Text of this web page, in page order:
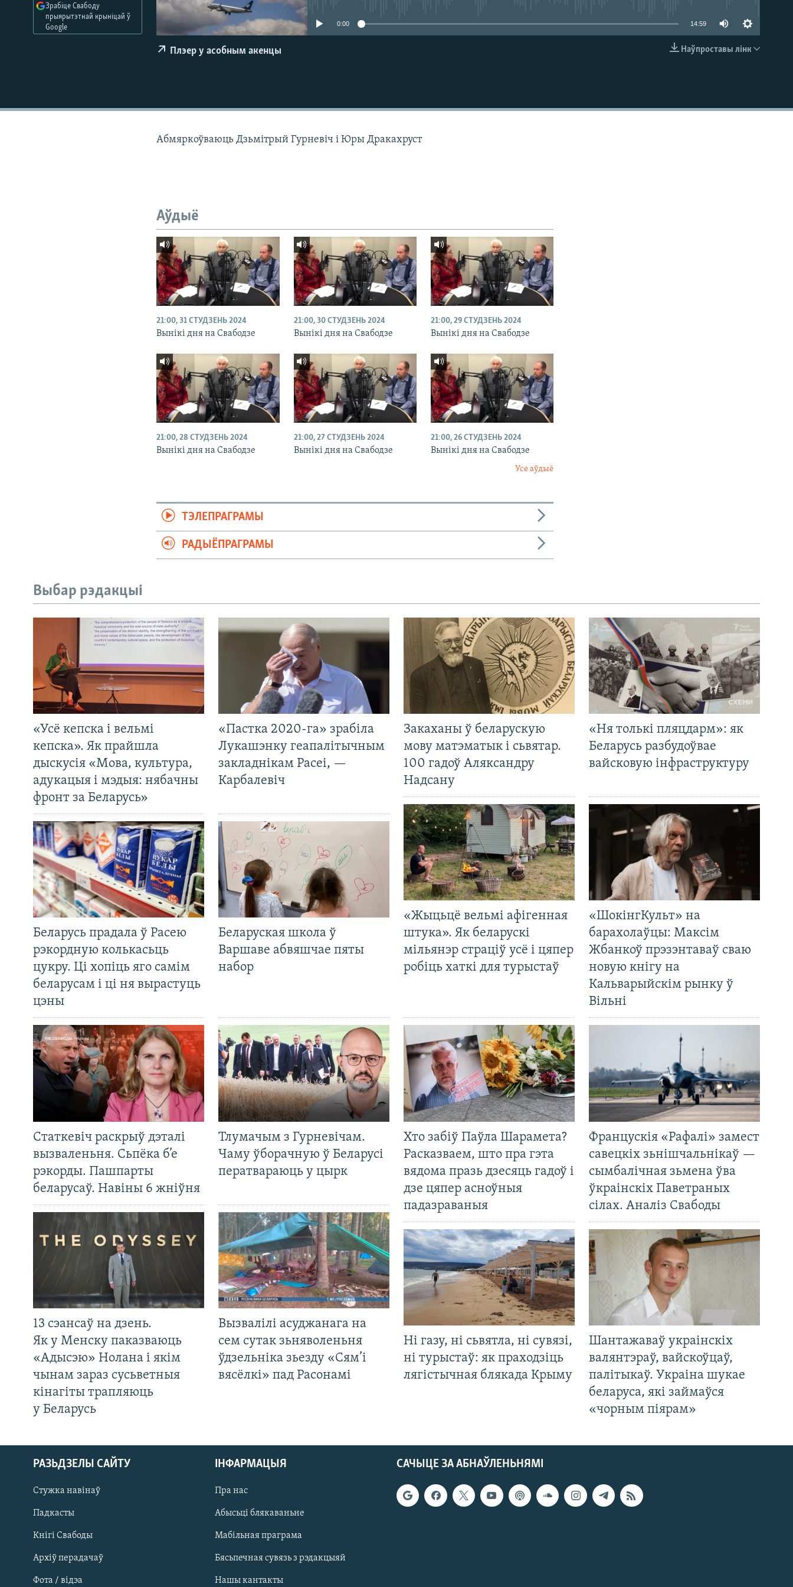
КАЛЯНДАР
НА ХВАЛЯХ СВАБОДЫ
0:00 14:59
Наўпроставы лінк
Плэер у асобным акенцы
Зрабіце Свабоду
прыярытэтнай крыніцай ў
Google
Абмяркоўваюць Дзьмітрый Гурневіч і Юры Дракахруст
Аўдыё
21:00, 31 СТУДЗЕНЬ 2024
Вынікі дня на Свабодзе
21:00, 30 СТУДЗЕНЬ 2024
Вынікі дня на Свабодзе
21:00, 29 СТУДЗЕНЬ 2024
Вынікі дня на Свабодзе
21:00, 28 СТУДЗЕНЬ 2024
Вынікі дня на Свабодзе
21:00, 27 СТУДЗЕНЬ 2024
Вынікі дня на Свабодзе
21:00, 26 СТУДЗЕНЬ 2024
Вынікі дня на Свабодзе
Усе аўдыё
ТЭЛЕПРАГРАМЫ
РАДЫЁПРАГРАМЫ
Выбар рэдакцыі
«Усё кепска і вельмі
кепска». Як прайшла
дыскусія «Мова, культура,
адукацыя і мэдыя: нябачны
фронт за Беларусь»
«Пастка 2020-га» зрабіла
Лукашэнку геапалітычным
закладнікам Расеі, —
Карбалевіч
Беларусь прадала ў Расею
рэкордную колькасьць
цукру. Ці хопіць яго самім
беларусам і ці ня вырастуць
цэны
Беларуская школа ў
Варшаве абвяшчае пяты
набор
Статкевіч раскрыў дэталі
вызваленьня. Сьпёка б’е
рэкорды. Пашпарты
беларусаў. Навіны 6 жніўня
Тлумачым з Гурневічам.
Чаму ўборачную ў Беларусі
ператвараюць у цырк
13 сэансаў на дзень.
Як у Менску паказваюць
«Адысэю» Нолана і якім
чынам зараз сусьветныя
кінагіты трапляюць
у Беларусь
Вызвалілі асуджанага на
сем сутак зьняволеньня
ўдзельніка зьезду «Сям’і
вясёлкі» пад Расонамі
Закаханы ў беларускую
мову матэматык і сьвятар.
100 гадоў Аляксандру
Надсану
«Ня толькі пляцдарм»: як
Беларусь разбудоўвае
вайсковую інфраструктуру
«Жыцьцё вельмі афігенная
штука». Як беларускі
мільянэр страціў усё і цяпер
робіць хаткі для турыстаў
«ШокінгКульт» на
барахолаўцы: Максім
Жбанкоў прэзэнтаваў сваю
новую кнігу на
Кальварыйскім рынку ў
Вільні
Хто забіў Паўла Шарамета?
Расказваем, што пра гэта
вядома празь дзесяць гадоў і
дзе цяпер асноўныя
падазраваныя
Францускія «Рафалі» замест
савецкіх зьнішчальнікаў —
сымбалічная зьмена ўва
ўкраінскіх Паветраных
сілах. Аналіз Свабоды
Ні газу, ні сьвятла, ні сувязі,
ні турыстаў: як праходзіць
лягістычная блякада Крыму
Шантажаваў украінскіх
валянтэраў, вайскоўцаў,
палітыкаў. Украіна шукае
беларуса, які займаўся
«чорным піярам»
САЧЫЦЕ ЗА АБНАЎЛЕНЬНЯМІ
РАЗЬДЗЕЛЫ САЙТУ
Стужка навінаў
Падкасты
Кнігі Свабоды
Архіў перадачаў
Фота / відэа
ІНФАРМАЦЫЯ
Пра нас
Абысьці блякаваньне
Мабільная праграма
Бясьпечная сувязь з рэдакцыяй
Нашы кантакты